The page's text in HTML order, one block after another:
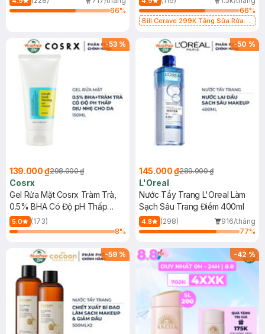
66%
66%
Bill Cerave 299K Tặng Sữa Rửa
-53 %
139.000 ₫298.000 ₫
Cosrx
Gel Rửa Mặt Cosrx Tràm Trà,
0.5% BHA Có Độ pH Thấp
150ml
5.0
(173)
8%
-50 %
145.000 ₫289.000 ₫
L'Oreal
Nước Tẩy Trang L'Oreal Làm
Sạch Sâu Trang Điểm 400ml
4.8 (298)
916/tháng
77%
-59 % -42%